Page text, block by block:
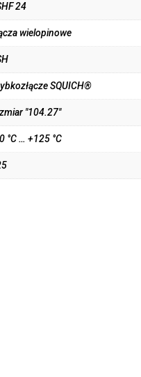
24
wielopinowe
SQUICH®
"104.27"
°C … +125 °C